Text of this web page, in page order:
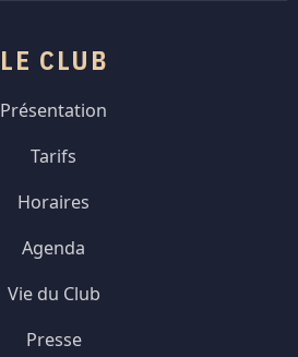
LE CLUB
Présentation
Tarifs
Horaires
Agenda
Vie du Club
Presse